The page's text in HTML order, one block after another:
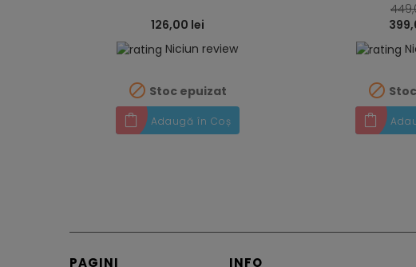
126,00 lei
Niciun review
 Stoc epuizat
Adaugă în Coș

PAGINI INFO